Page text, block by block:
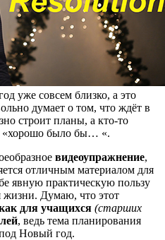
уже совсем близко, а это
думает о том, что ждёт в
строит планы, а кто-то
«хорошо было бы… «.
видеоупражнение,
отличным материалом для
явную практическую пользу
жизни. Думаю, что этот
для учащихся (старших
, ведь тема планирования
под Новый год.